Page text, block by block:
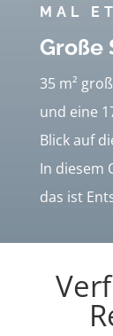
MAL
Große
35 m²
und eine
Blick auf
In diesem
das ist